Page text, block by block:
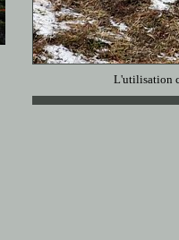
L'utilisation